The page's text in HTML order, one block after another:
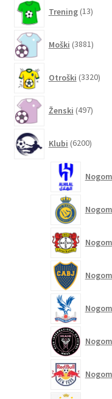
Trening 13
Moški 3881
Otroški 3320
Ženski 497
Klubi 6200